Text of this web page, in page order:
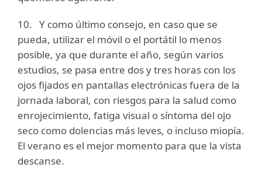
10. Y como último consejo, en caso que se
pueda, utilizar el móvil o el portátil lo menos
posible, ya que durante el año, según varios
estudios, se pasa entre dos y tres horas con los
ojos fijados en pantallas electrónicas fuera de la
jornada laboral, con riesgos para la salud como
enrojecimiento, fatiga visual o síntoma del ojo
seco como dolencias más leves, o incluso miopía.
El verano es el mejor momento para que la vista
descanse.